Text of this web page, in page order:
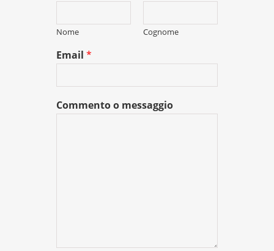
Nome Cognome
Email*
Commento o messaggio